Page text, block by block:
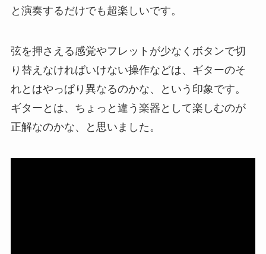
と演奏するだけでも超楽しいです。
弦を押さえる感覚やフレットが少なくボタンで切
り替えなければいけない操作などは、ギターのそ
れとはやっぱり異なるのかな、という印象です。
ギターとは、ちょっと違う楽器として楽しむのが
正解なのかな、と思いました。